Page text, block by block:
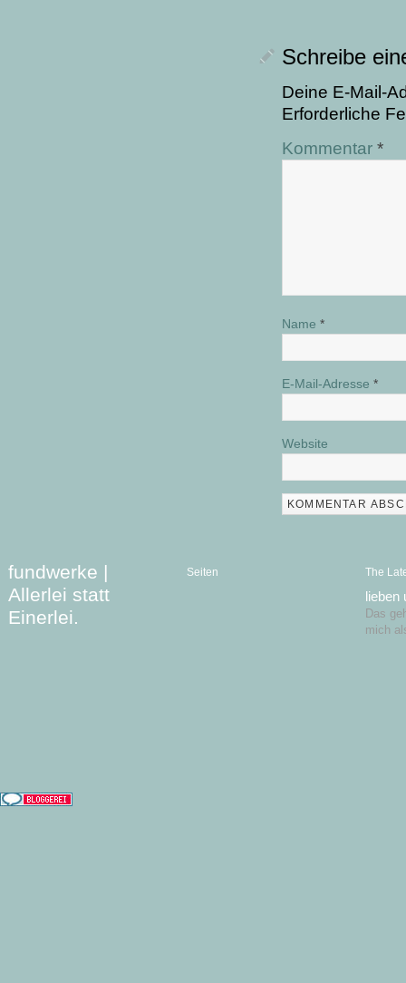
Schreibe
Deine E-Mail-
Erforderliche
Kommentar *
Name *
E-Mail-Adresse *
Website
fundwerke |
Allerlei statt
Einerlei.
Seiten The
lieben
Das
mich